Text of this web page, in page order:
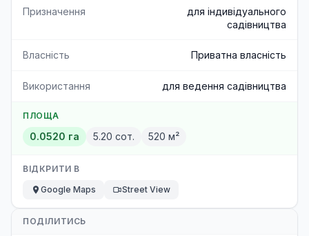
Призначення
для індивідуального
садівництва
Власність Приватна власність
Використання для ведення садівництва
ПЛОЩА
0.0520 га 5.20 сот. 520 м²
ВІДКРИТИ В
Google Maps
Street View
ПОДІЛИТИСЬ